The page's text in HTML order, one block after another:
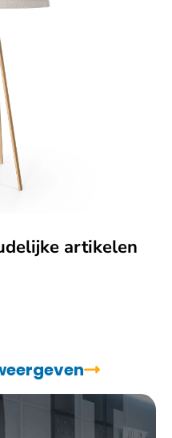
artikelen